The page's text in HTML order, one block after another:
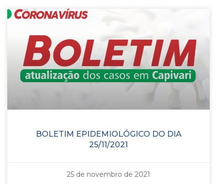
BOLETIM EPIDEMIOLÓGICO DO DIA
25/11/2021
25 de novembro de 2021